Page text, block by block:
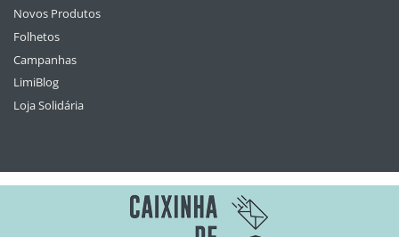
Novos Produtos
Folhetos
Campanhas
LimiBlog
Loja Solidária